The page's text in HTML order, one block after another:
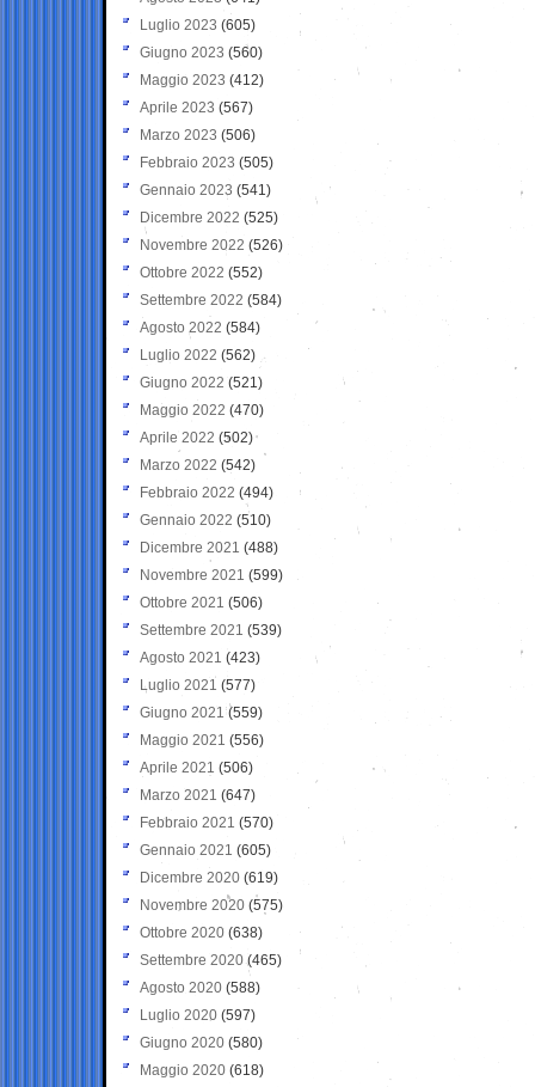
Luglio 2023 (605)
Giugno 2023 (560)
Maggio 2023 (412)
Aprile 2023 (567)
Marzo 2023 (506)
Febbraio 2023 (505)
Gennaio 2023 (541)
Dicembre 2022 (525)
Novembre 2022 (526)
Ottobre 2022 (552)
Settembre 2022 (584)
Agosto 2022 (584)
Luglio 2022 (562)
Giugno 2022 (521)
Maggio 2022 (470)
Aprile 2022 (502)
Marzo 2022 (542)
Febbraio 2022 (494)
Gennaio 2022 (510)
Dicembre 2021 (488)
Novembre 2021 (599)
Ottobre 2021 (506)
Settembre 2021 (539)
Agosto 2021 (423)
Luglio 2021 (577)
Giugno 2021(559)
Maggio 2021 (556)
Aprile 2021 (506)
Marzo 2021 (647)
Febbraio 2021 (570)
Gennaio 2021 (605)
Dicembre 2020 (619)
Novembre 2020 (575)
Ottobre 2020 (638)
Settembre 2020(465)
Agosto 2020 (588)
Luglio 2020 (597)
Giugno 2020 (580)
Maggio 2020 (618)